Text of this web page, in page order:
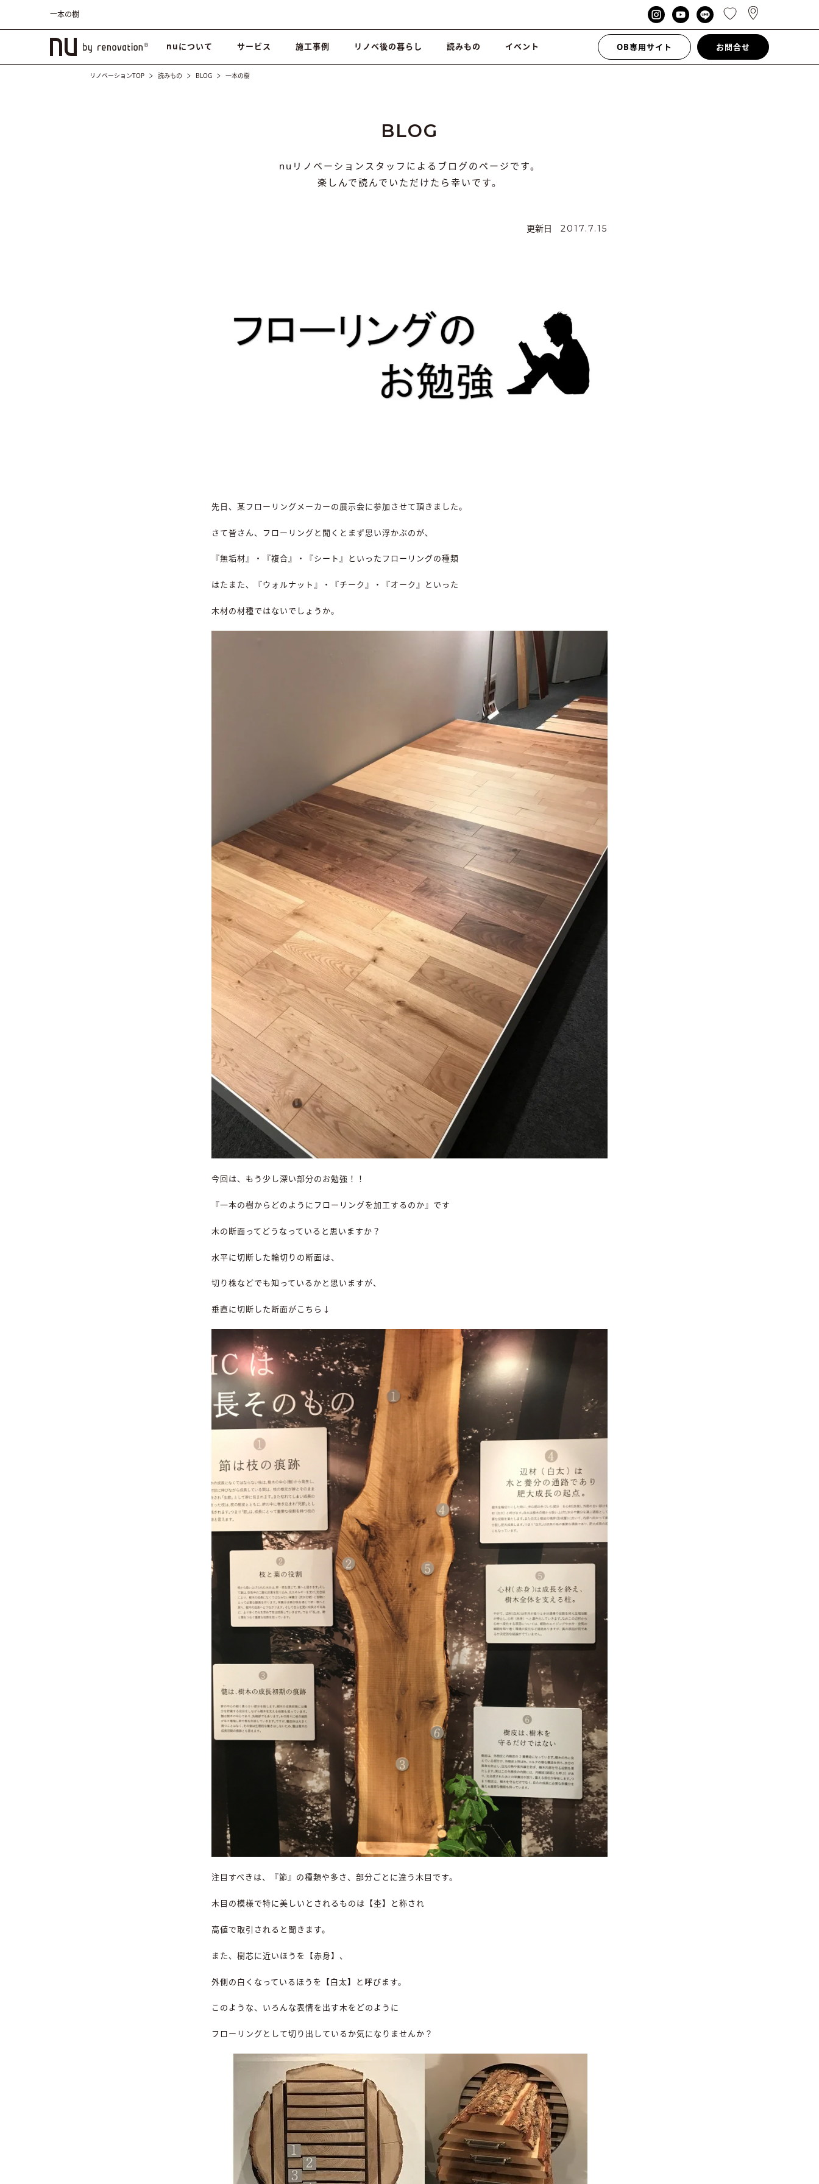
一本の樹
nuについて サービス 施工事例 リノベ後の暮らし 読みもの イベント OB専用サイト お問合せ
リノベーションTOP 読みもの BLOG 一本の樹
BLOG
nuリノベーションスタッフによるブログのページです。
楽しんで読んでいただけたら幸いです。
更新日 2017.7.15
先日、某フローリングメーカーの展示会に参加させて頂きました。
さて皆さん、フローリングと聞くとまず思い浮かぶのが、
『無垢材』・『複合』・『シート』といったフローリングの種類
はたまた、『ウォルナット』・『チーク』・『オーク』といった
木材の材種ではないでしょうか。
今回は、もう少し深い部分のお勉強！！
『一本の樹からどのようにフローリングを加工するのか』です
木の断面ってどうなっていると思いますか？
水平に切断した輪切りの断面は、
切り株などでも知っているかと思いますが、
垂直に切断した断面がこちら↓
注目すべきは、『節』の種類や多さ、部分ごとに違う木目です。
木目の模様で特に美しいとされるものは【杢】と称され
高値で取引されると聞きます。
また、樹芯に近いほうを【赤身】、
外側の白くなっているほうを【白太】と呼びます。
このような、いろんな表情を出す木をどのように
フローリングとして切り出しているか気になりませんか？